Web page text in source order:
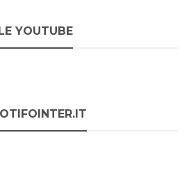
YOUTUBE